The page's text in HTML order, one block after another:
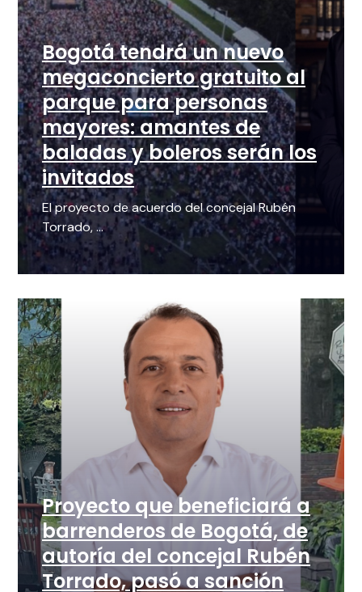
Bogotá tendrá un nuevo
megaconcierto gratuito al
parque para personas
mayores: amantes de
baladas y boleros serán los
invitados
El proyecto de acuerdo del concejal Rubén
Torrado, ...
Proyecto que beneficiará a
barrenderos de Bogotá, de
autoría del concejal Rubén
Torrado, pasó a sanción